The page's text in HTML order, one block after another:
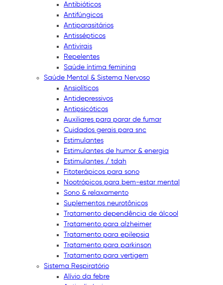
Antibióticos
Antifúngicos
Antiparasitários
Antissépticos
Antivirais
Repelentes
Saúde íntima feminina
Saúde Mental & Sistema Nervoso
Ansiolíticos
Antidepressivos
Antipsicóticos
Auxiliares para parar de fumar
Cuidados gerais para snc
Estimulantes
Estimulantes de humor & energia
Estimulantes / tdah
Fitoterápicos para sono
Nootrópicos para bem-estar mental
Sono & relaxamento
Suplementos neurotônicos
Tratamento dependência de álcool
Tratamento para alzheimer
Tratamento para epilepsia
Tratamento para parkinson
Tratamento para vertigem
Sistema Respiratório
Alívio da febre